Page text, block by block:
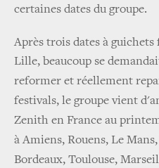
certaines dates du groupe.
Après trois dates à
Lille, beaucoup se
reformer et réellement
festivals, le groupe vient
Zenith en France au
à Amiens, Rouens, Le
Bordeaux, Toulouse,